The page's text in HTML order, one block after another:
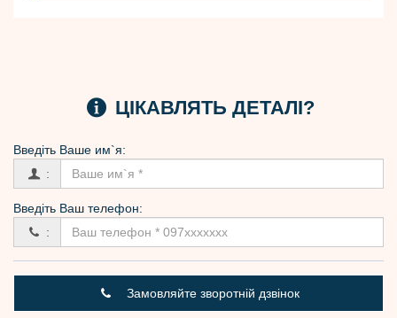
ЦІКАВЛЯТЬ ДЕТАЛІ?
Введіть Вашe им`я:
:
Введіть Ваш телефон:
:
Замовляйте зворотній дзвінок